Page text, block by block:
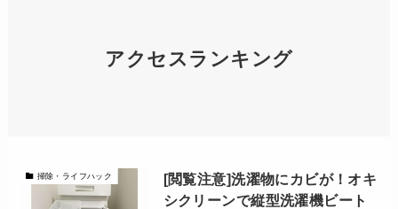
アクセスランキング
掃除・ライフハック
[閲覧注意]洗濯物にカビが！オキ
シクリーンで縦型洗濯機ビート